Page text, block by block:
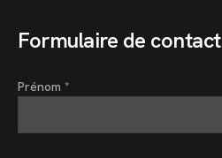
Formulaire de contact
Prénom *